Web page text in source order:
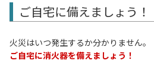
ご自宅に備えましょう！
火災はいつ発生するか分かりません。
ご自宅に消火器を備えましょう！